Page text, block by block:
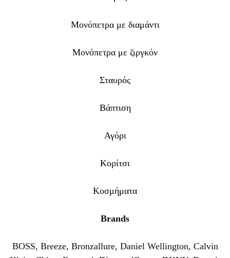
Μονόπετρα με διαμάντι
Μονόπετρα με ζιργκόν
Σταυρός
Βάπτιση
Αγόρι
Κορίτσι
Κοσμήματα
Brands
BOSS, Breeze, Bronzallure, Daniel Wellington, Calvin